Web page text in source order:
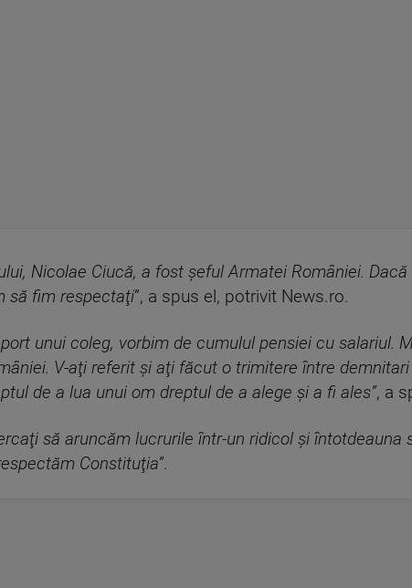
Nicolae Ciucă, a fost şeful Armatei României.
să fim respectaţi”, a spus el, potrivit News.ro.
unui coleg, vorbim de cumulul pensiei cu salariul.
V-aţi referit şi aţi făcut o trimitere între
de a lua unui om dreptul de a alege şi a fi ales”, a
să aruncăm lucrurile într-un ridicol şi întotdeauna
Constituţia”.